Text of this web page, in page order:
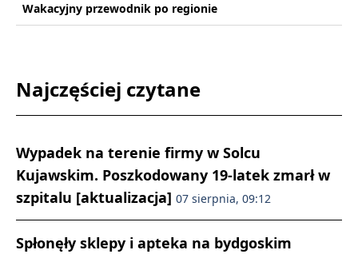
Wakacyjny przewodnik po regionie
Najczęściej czytane
Wypadek na terenie firmy w Solcu
Kujawskim. Poszkodowany 19-latek zmarł w
szpitalu [aktualizacja] 07 sierpnia, 09:12
Spłonęły sklepy i apteka na bydgoskim